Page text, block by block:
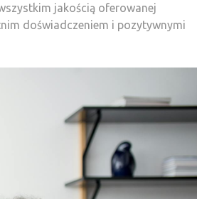
jakością oferowanej
doświadczeniem i pozytywnymi